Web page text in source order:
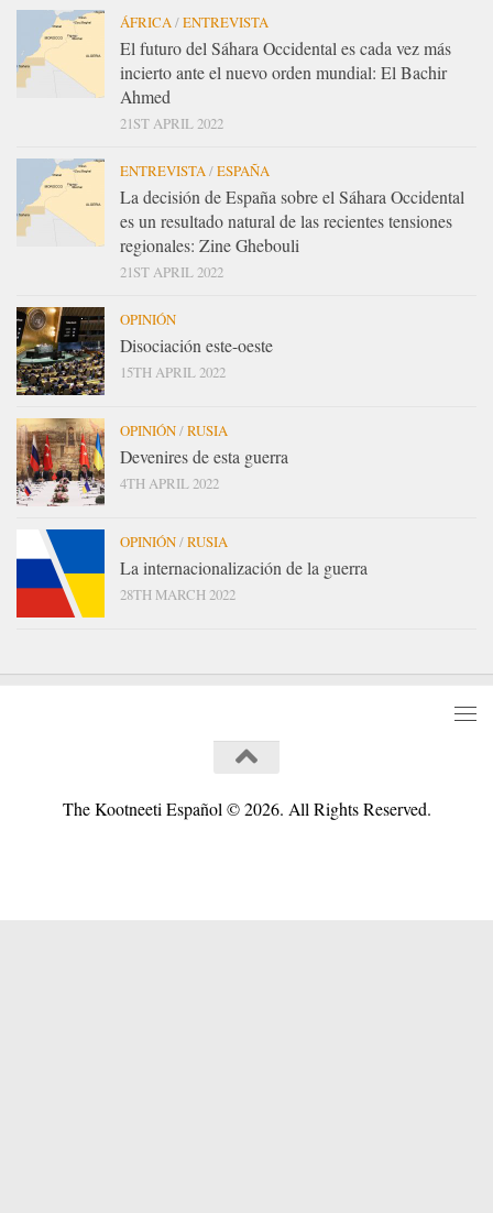
ÁFRICA/ENTREVISTA
El futuro del Sáhara Occidental es cada vez más
incierto ante el nuevo orden mundial: El Bachir
Ahmed
21ST APRIL 2022
ENTREVISTA/ESPAÑA
La decisión de España sobre el Sáhara Occidental
es un resultado natural de las recientes tensiones
regionales: Zine Ghebouli
21ST APRIL 2022
OPINIÓN
Disociación este-oeste
15TH APRIL 2022
OPINIÓN/RUSIA
Devenires de esta guerra
4TH APRIL 2022
OPINIÓN/RUSIA
La internacionalización de la guerra
28TH MARCH 2022
The Kootneeti Español © 2026. All Rights Reserved.